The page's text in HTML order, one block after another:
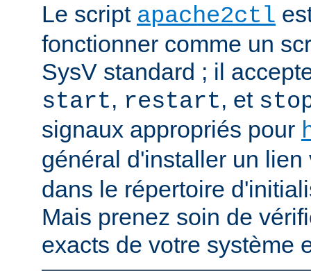
Le script apache2ctl
fonctionner comme un
SysV standard ; il
start, restart, et
signaux appropriés pour
général d'installer un
dans le répertoire
Mais prenez soin de
exacts de votre système